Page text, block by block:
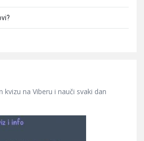
kvizu na Viberu i nauči svaki dan